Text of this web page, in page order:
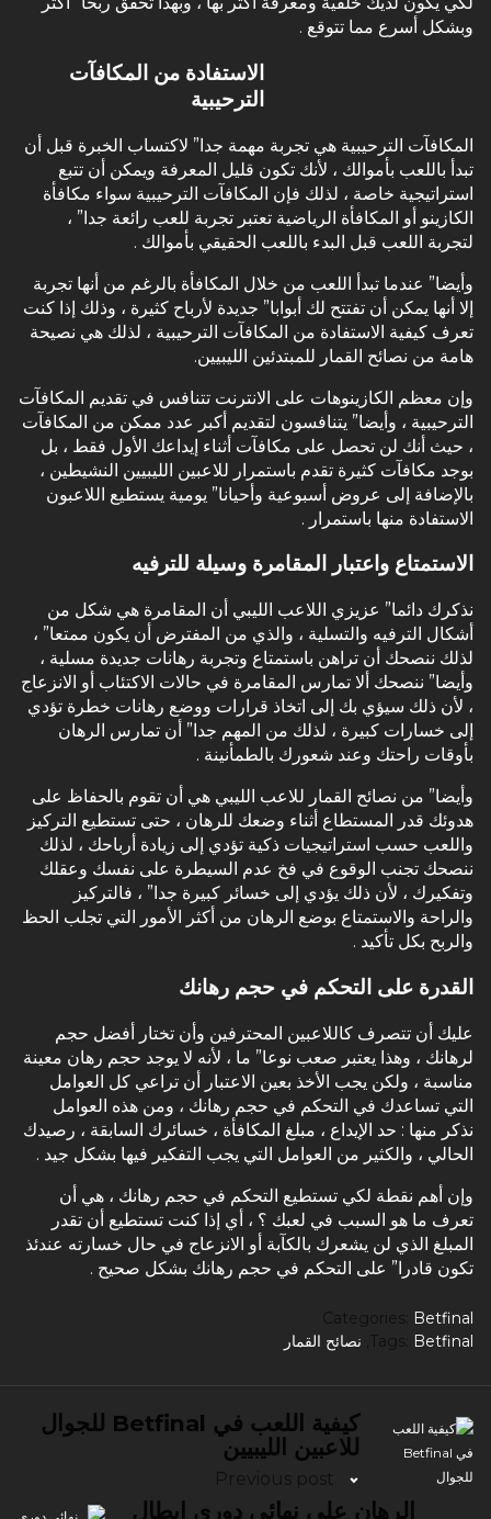
وبشكل أسرع مما تتوقع .
الاستفادة من المكافآت
الترحيبية
المكافآت الترحيبية هي تجربة مهمة جدا” لاكتساب الخبرة قبل أن
تبدأ باللعب بأموالك ، لأنك تكون قليل المعرفة ويمكن أن تتبع
استراتيجية خاصة ، لذلك فإن المكافآت الترحيبية سواء مكافأة
الكازينو أو المكافأة الرياضية تعتبر تجربة للعب رائعة جدا” ،
لتجربة اللعب قبل البدء باللعب الحقيقي بأموالك .
وأيضا” عندما تبدأ اللعب من خلال المكافأة بالرغم من أنها تجربة
إلا أنها يمكن أن تفتتح لك أبوابا” جديدة لأرباح كثيرة ، وذلك إذا كنت
تعرف كيفية الاستفادة من المكافآت الترحيبية ، لذلك هي نصيحة
هامة من نصائح القمار للمبتدئين الليبيين.
وإن معظم الكازينوهات على الانترنت تتنافس في تقديم المكافآت
الترحيبية ، وأيضا” يتنافسون لتقديم أكبر عدد ممكن من المكافآت
، حيث أنك لن تحصل على مكافآت أثناء إيداعك الأول فقط ، بل
بوجد مكافآت كثيرة تقدم باستمرار للاعبين الليبيين النشيطين ،
بالإضافة إلى عروض أسبوعية وأحيانا” يومية يستطيع اللاعبون
الاستفادة منها باستمرار .
الاستمتاع واعتبار المقامرة وسيلة للترفيه
نذكرك دائما” عزيزي اللاعب الليبي أن المقامرة هي شكل من
أشكال الترفيه والتسلية ، والذي من المفترض أن يكون ممتعا” ،
لذلك ننصحك أن تراهن باستمتاع وتجربة رهانات جديدة مسلية ،
وأيضا” ننصحك ألا تمارس المقامرة في حالات الاكتئاب أو الانزعاج
، لأن ذلك سيؤي بك إلى اتخاذ قرارات ووضع رهانات خطرة تؤدي
إلى خسارات كبيرة ، لذلك من المهم جدا” أن تمارس الرهان
بأوقات راحتك وعند شعورك بالطمأنينة .
وأيضا” من نصائح القمار للاعب الليبي هي أن تقوم بالحفاظ على
هدوئك قدر المستطاع أثناء وضعك للرهان ، حتى تستطيع التركيز
واللعب حسب استراتيجيات ذكية تؤدي إلى زيادة أرباحك ، لذلك
ننصحك تجنب الوقوع في فخ عدم السيطرة على نفسك وعقلك
وتفكيرك ، لأن ذلك يؤدي إلى خسائر كبيرة جدا” ، فالتركيز
والراحة والاستمتاع بوضع الرهان من أكثر الأمور التي تجلب الحظ
والربح بكل تأكيد .
القدرة على التحكم في حجم رهانك
عليك أن تتصرف كاللاعبين المحترفين وأن تختار أفضل حجم
لرهانك ، وهذا يعتبر صعب نوعا” ما ، لأنه لا يوجد حجم رهان معينة
مناسبة ، ولكن يجب الأخذ بعين الاعتبار أن تراعي كل العوامل
التي تساعدك في التحكم في حجم رهانك ، ومن هذه العوامل
نذكر منها : حد الإيداع ، مبلغ المكافأة ، خسائرك السابقة ، رصيدك
الحالي ، والكثير من العوامل التي يجب التفكير فيها بشكل جيد .
وإن أهم نقطة لكي تستطيع التحكم في حجم رهانك ، هي أن
تعرف ما هو السبب في لعبك ؟ ، أي إذا كنت تستطيع أن تقدر
المبلغ الذي لن يشعرك بالكآبة أو الانزعاج في حال خسارته عندئذ
تكون قادرا” على التحكم في حجم رهانك بشكل صحيح .
Betfinal
Betfinal نصائح القمار
كيفية اللعب في Betfinal للجوال
للاعبين الليبيين
الرهان على نهائي دوري ابطال